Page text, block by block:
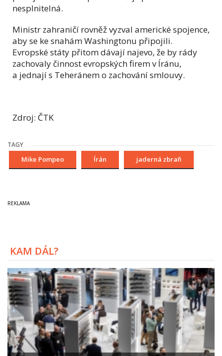
nesplnitelná.
Ministr zahraničí rovněž vyzval americké spojence,
aby se ke snahám Washingtonu připojili.
Evropské státy přitom dávají najevo, že by rády
zachovaly činnost evropských firem v Íránu,
a jednají s Teheránem o zachování smlouvy.
Zdroj: ČTK
TAGY
Mike Pompeo Írán jaderná zbraň
KAM DÁL?